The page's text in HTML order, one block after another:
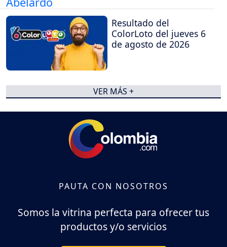
Resultado del
ColorLoto del jueves 6
de agosto de 2026
VER MÁS +
PAUTA CON NOSOTROS
Somos la vitrina perfecta para ofrecer tus
productos y/o servicios